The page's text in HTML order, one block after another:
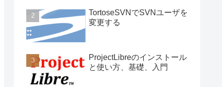
TortoseSVNでSVNユーザを
変更する
ProjectLibreのインストール
と使い方、基礎、入門